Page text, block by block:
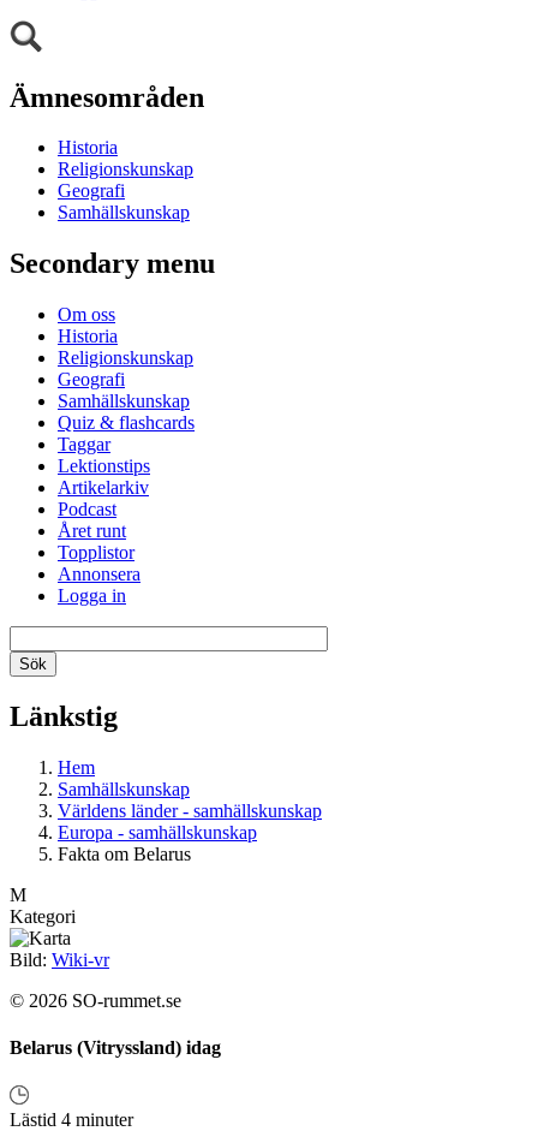
Ämnesområden
Historia
Religionskunskap
Geografi
Samhällskunskap
Secondary menu
Om oss
Historia
Religionskunskap
Geografi
Samhällskunskap
Quiz & flashcards
Taggar
Lektionstips
Artikelarkiv
Podcast
Året runt
Topplistor
Annonsera
Logga in
Länkstig
Hem
Samhällskunskap
Världens länder - samhällskunskap
Europa - samhällskunskap
Fakta om Belarus
M
Kategori
Bild: Wiki-vr
© 2026 SO-rummet.se
Belarus (Vitryssland) idag
Lästid 4 minuter